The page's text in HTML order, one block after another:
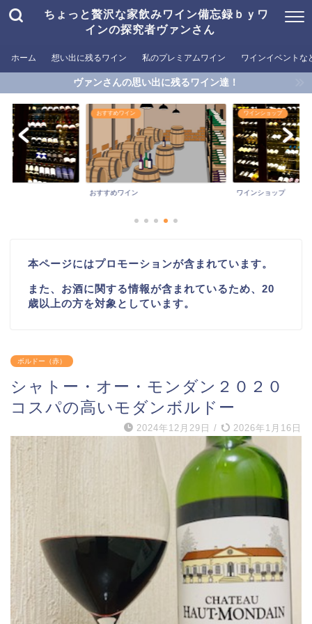
ちょっと贅沢な家飲みワイン備忘録ｂｙワ
インの探究者ヴァンさん
ホーム 想い出に残るワイン 私のプレミアムワイン ワインイベントな
ヴァンさんの思い出に残るワイン達！
おすすめワイン
おすすめワイン
ワインショップ
ワインショップ
本ページにはプロモーションが含まれています。
また、お酒に関する情報が含まれているため、20
歳以上の方を対象としています。
ボルドー（赤）
シャトー・オー・モンダン２０２０
コスパの高いモダンボルドー
2024年12月29日 / 2026年1月16日